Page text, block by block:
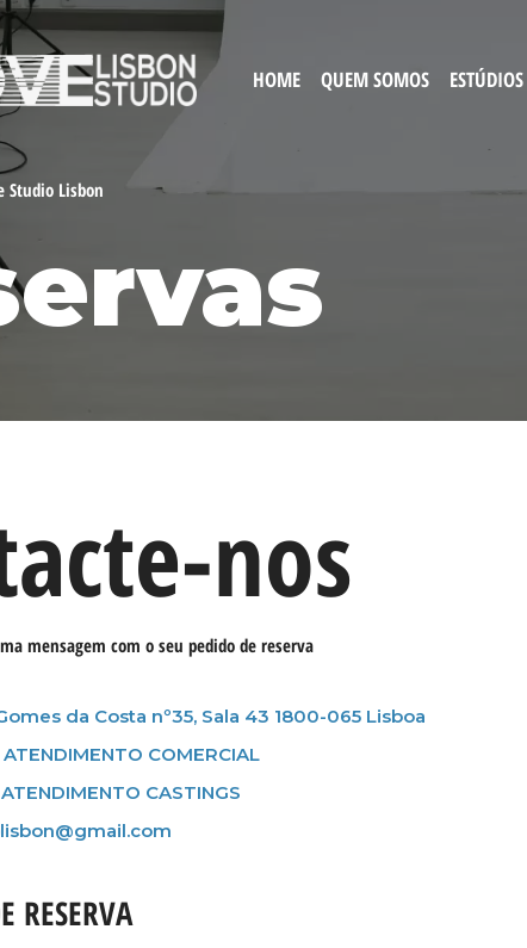
HOME QUEM SOMOS ESTÚDIOS
Studio Lisbon
nos
mensagem com o seu pedido de reserva
da Costa nº35, Sala 43 1800-065 Lisboa
COMERCIAL
CASTINGS
RESERVA